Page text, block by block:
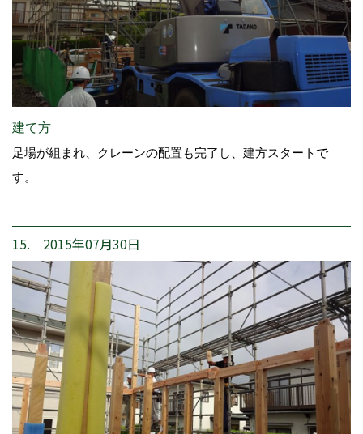
建て方
足場が組まれ、クレーンの配置も完了し、建方スタートで
す。
15. 2015年07月30日